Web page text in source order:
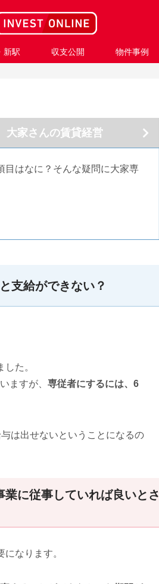
新駅 収支公開 物件事例
大家さんの賃貸経営
目はなに？そんな疑問に大家専
支給ができない？
た。
ますが、 専従者にするには、6
は出せないということになるの
に従事していれば良いとさ
なります。